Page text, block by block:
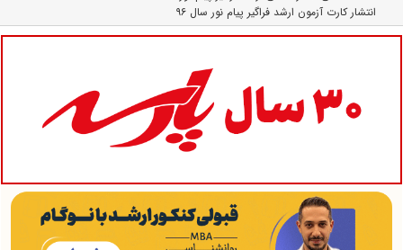
انتشار کارت آزمون ارشد فراگیر پیام نور سال ۹۶